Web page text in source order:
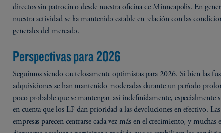
directos sin patrocinio desde nuestra oficina de Minneapolis. En
nuestra actividad se ha mantenido estable en relación con las
generales del mercado.
Perspectivas para 2026
Seguimos siendo cautelosamente optimistas para 2026. Si bien las
adquisiciones se han mantenido moderadas durante un período
poco probable que se mantengan así indefinidamente, especialmente
en cuenta que los LP dan prioridad a las devoluciones en efectivo. Las
empresas parecen centrarse cada vez más en el crecimiento, y muchas